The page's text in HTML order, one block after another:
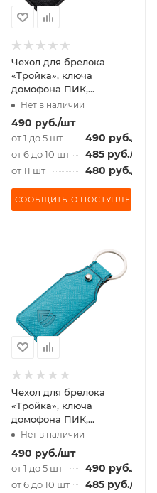
Чехол для брелока
«Тройка», ключа
домофона ПИК,
«Подорожник» черный
Нет в наличии
490 руб./шт
от 1 до 5 шт 490 руб./шт
от 6 до 10 шт 485руб./шт
от 11 шт 480 руб./шт
СООБЩИТЬ О ПОСТУПЛЕНИИ
Чехол для брелока
«Тройка», ключа
домофона ПИК,
«Подорожник»
бирюзовый
Нет в наличии
490 руб./шт
от 1 до 5 шт 490 руб./шт
от 6 до 10 шт 485руб./шт